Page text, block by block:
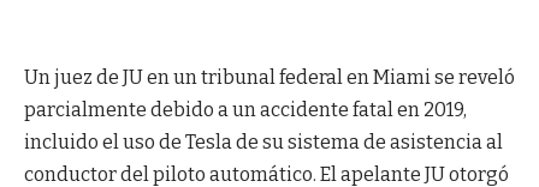
Un juez de JU en un tribunal federal en Miami se reveló
parcialmente debido a un accidente fatal en 2019,
incluido el uso de Tesla de su sistema de asistencia al
conductor del piloto automático. El apelante JU otorgó